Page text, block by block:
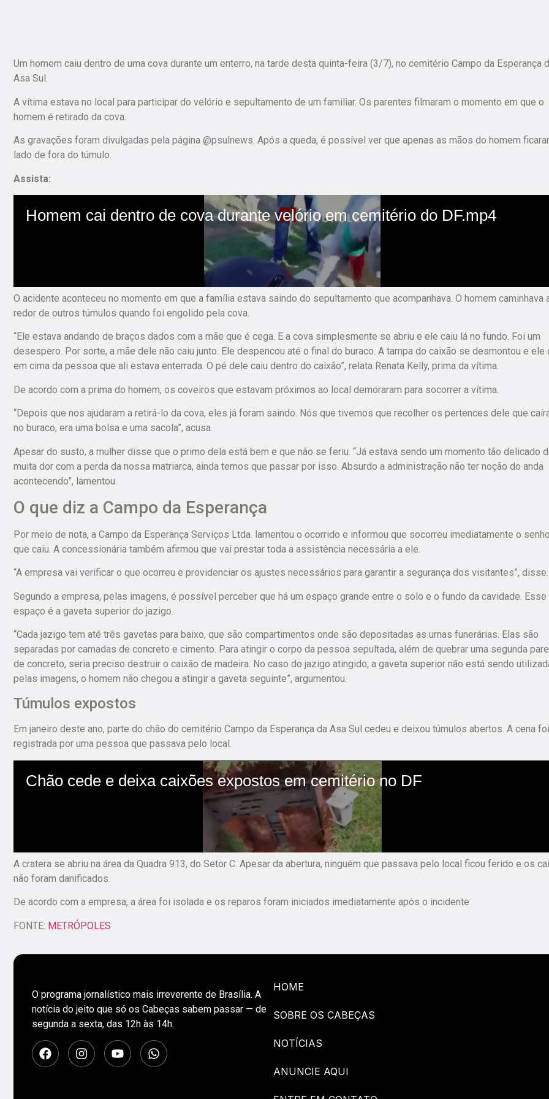
Um homem caiu dentro de uma cova durante um enterro, na tarde desta quinta-feira (3/7), no cemitério Campo da Esperança
Asa Sul.
A vítima estava no local para participar do velório e sepultamento de um familiar. Os parentes filmaram o momento em que o
homem é retirado da cova.
As gravações foram divulgadas pela página @psulnews. Após a queda, é possível ver que apenas as mãos do homem
lado de fora do túmulo.
Assista:
O acidente aconteceu no momento em que a família estava saindo do sepultamento que acompanhava. O homem caminhava
redor de outros túmulos quando foi engolido pela cova.
“Ele estava andando de braços dados com a mãe que é cega. E a cova simplesmente se abriu e ele caiu lá no fundo. Foi um
desespero. Por sorte, a mãe dele não caiu junto. Ele despencou até o final do buraco. A tampa do caixão se desmontou e ele
em cima da pessoa que ali estava enterrada. O pé dele caiu dentro do caixão”, relata Renata Kelly, prima da vítima.
De acordo com a prima do homem, os coveiros que estavam próximos ao local demoraram para socorrer a vítima.
“Depois que nos ajudaram a retirá-lo da cova, eles já foram saindo. Nós que tivemos que recolher os pertences dele que
no buraco, era uma bolsa e uma sacola”, acusa.
Apesar do susto, a mulher disse que o primo dela está bem e que não se feriu. “Já estava sendo um momento tão delicado
muita dor com a perda da nossa matriarca, ainda temos que passar por isso. Absurdo a administração não ter noção do anda
acontecendo”, lamentou.
O que diz a Campo da Esperança
Por meio de nota, a Campo da Esperança Serviços Ltda. lamentou o ocorrido e informou que socorreu imediatamente o
que caiu. A concessionária também afirmou que vai prestar toda a assistência necessária a ele.
“A empresa vai verificar o que ocorreu e providenciar os ajustes necessários para garantir a segurança dos visitantes”, disse.
Segundo a empresa, pelas imagens, é possível perceber que há um espaço grande entre o solo e o fundo da cavidade. Esse
espaço é a gaveta superior do jazigo.
“Cada jazigo tem até três gavetas para baixo, que são compartimentos onde são depositadas as urnas funerárias. Elas são
separadas por camadas de concreto e cimento. Para atingir o corpo da pessoa sepultada, além de quebrar uma segunda
de concreto, seria preciso destruir o caixão de madeira. No caso do jazigo atingido, a gaveta superior não está sendo
pelas imagens, o homem não chegou a atingir a gaveta seguinte”, argumentou.
Túmulos expostos
Em janeiro deste ano, parte do chão do cemitério Campo da Esperança da Asa Sul cedeu e deixou túmulos abertos. A cena foi
registrada por uma pessoa que passava pelo local.
A cratera se abriu na área da Quadra 913, do Setor C. Apesar da abertura, ninguém que passava pelo local ficou ferido e os
não foram danificados.
De acordo com a empresa, a área foi isolada e os reparos foram iniciados imediatamente após o incidente
FONTE: METRÓPOLES
O programa jornalístico mais irreverente de Brasília. A
notícia do jeito que só os Cabeças sabem passar — de
segunda a sexta, das 12h às 14h.
HOME
SOBRE OS CABEÇAS
NOTÍCIAS
ANUNCIE AQUI